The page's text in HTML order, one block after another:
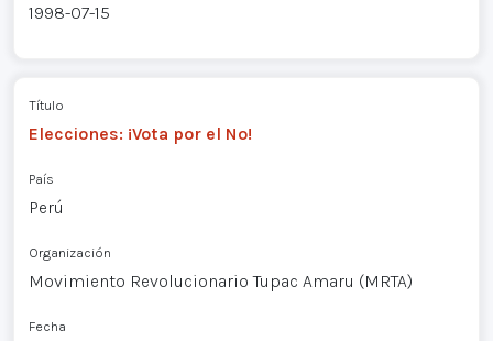
1998-07-15
Título
Elecciones: ¡Vota por el No!
País
Perú
Organización
Movimiento Revolucionario Tupac Amaru (MRTA)
Fecha